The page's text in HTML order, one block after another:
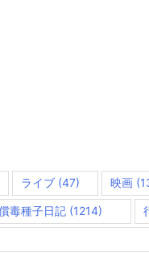
ライブ(47) 映画
毒種子日記(1214)